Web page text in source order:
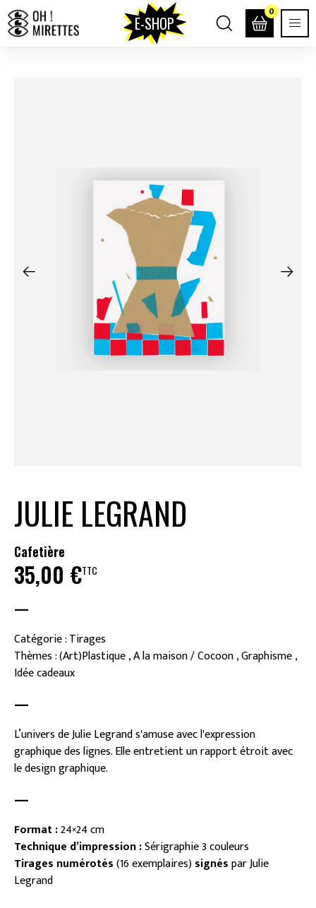
E-SHOP
0
JULIE LEGRAND
Cafetière
35,00 €TTC
—
Catégorie : Tirages
Thèmes : (Art)Plastique , A la maison / Cocoon , Graphisme ,
Idée cadeaux
—
L’univers de Julie Legrand s'amuse avec l'expression
graphique des lignes. Elle entretient un rapport étroit avec
le design graphique.
—
Format :24×24 cm
Technique d’impression :Sérigraphie 3 couleurs
Tirages numérotés(16 exemplaires)signéspar Julie
Legrand